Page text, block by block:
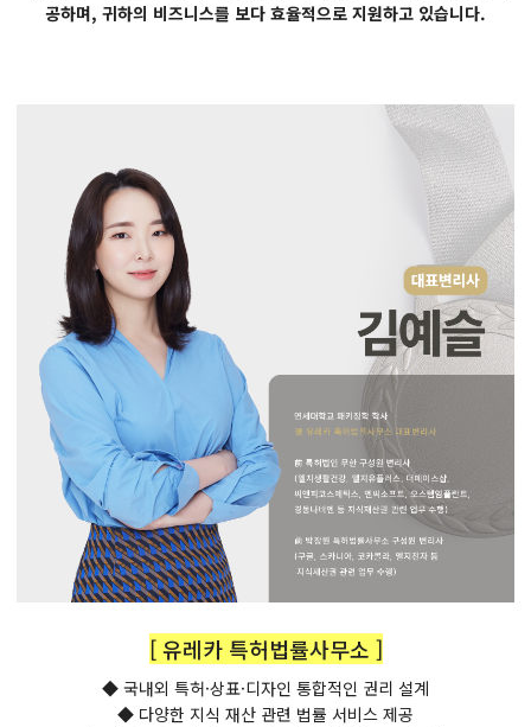
공하며, 귀하의 비즈니스를 보다 효율적으로 지원하고 있습니다.
[ 유레카 특허법률사무소 ]
◆ 국내외 특허·상표·디자인 통합적인 권리 설계
◆ 다양한 지식 재산 관련 법률 서비스 제공